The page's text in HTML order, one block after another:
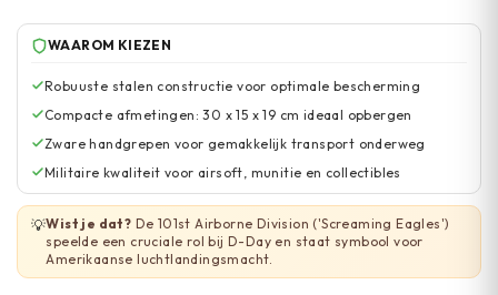
WAAROM KIEZEN
Robuuste stalen constructie voor optimale bescherming
Compacte afmetingen: 30 x 15 x 19 cm ideaal opbergen
Zware handgrepen voor gemakkelijk transport onderweg
Militaire kwaliteit voor airsoft, munitie en collectibles
💡Wist je dat? De 101st Airborne Division ('Screaming Eagles')
speelde een cruciale rol bij D-Day en staat symbool voor
Amerikaanse luchtlandingsmacht.